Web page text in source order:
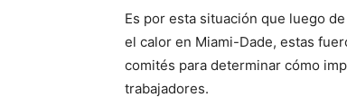
Es por esta situación que luego
el calor en Miami-Dade, estas
comités para determinar cómo
trabajadores.